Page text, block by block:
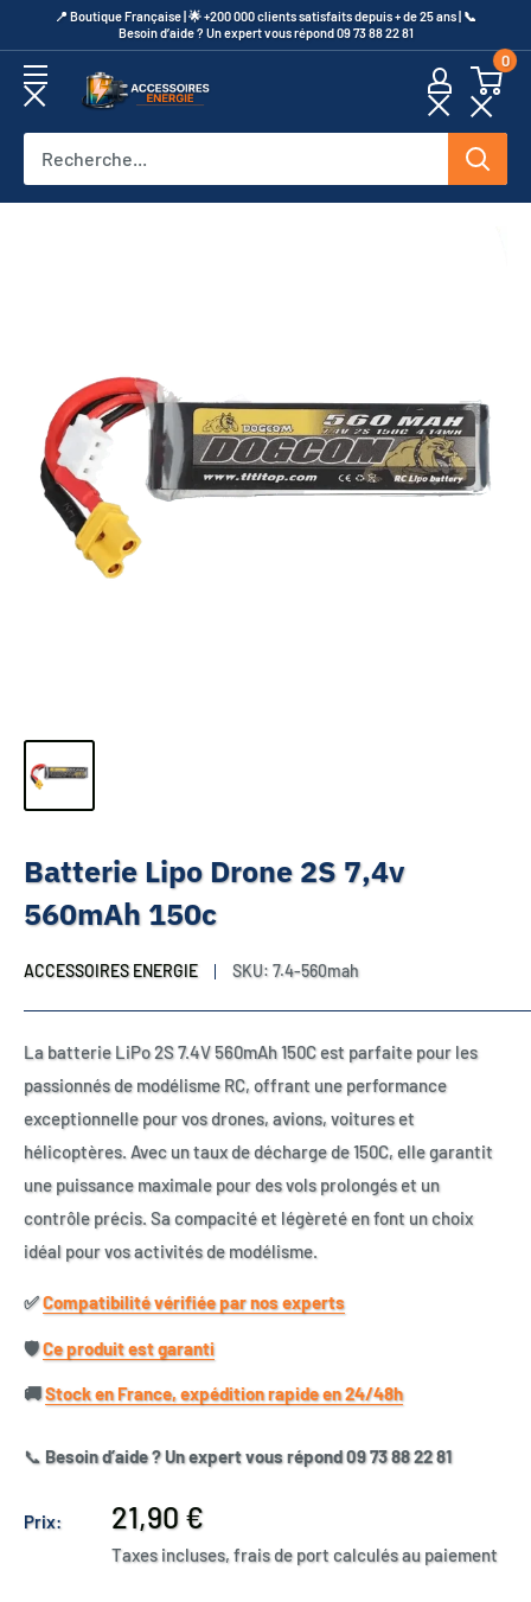
au
contenu
​📍​ Boutique Française | 🌟 +200 000 clients satisfaits depuis + de 25 ans | 📞​
Besoin d’aide ? Un expert vous répond 09 73 88 22 81
Accessoires
0
Batterie Lipo Drone 2S 7,4v
560mAh 150c
ACCESSOIRES ENERGIE SKU: 7.4-560mah
La batterie LiPo 2S 7.4V 560mAh 150C est parfaite pour les
passionnés de modélisme RC, offrant une performance
exceptionnelle pour vos drones, avions, voitures et
hélicoptères. Avec un taux de décharge de 150C, elle garantit
une puissance maximale pour des vols prolongés et un
contrôle précis. Sa compacité et légèreté en font un choix
idéal pour vos activités de modélisme.
✅​Compatibilité vérifiée par nos experts
🛡️​Ce produit est garanti
🚚​Stock en France, expédition rapide en 24/48h
📞 Besoin d’aide ? Un expert vous répond 09 73 88 22 81
Prix:
Prix
réduit
21,90 €
Taxes incluses, frais de port calculés au paiement